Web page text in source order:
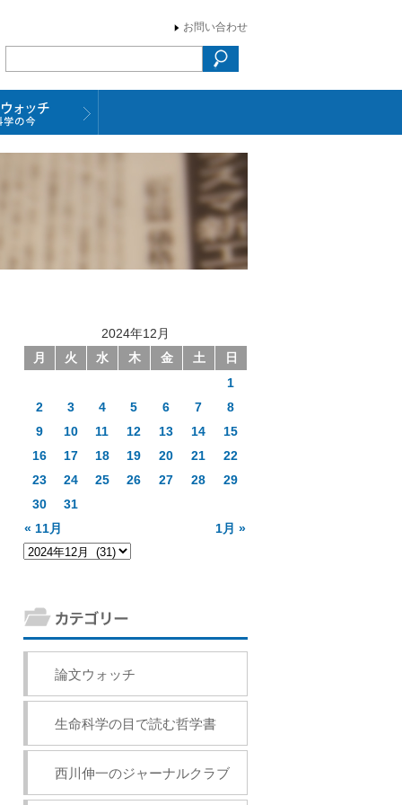
お問い合わせ
2024年12月
月
火 水 木 金 土 日
« 11月 1月 »
1
2
3 4 5 6 7
8
9
10 11 12 13 14
15
16
17 18 19 20 21
22
23
24 25 26 27 28
29
30
31
論文ウォッチ
生命科学の目で読む哲学書
西川伸一のジャーナルクラブ